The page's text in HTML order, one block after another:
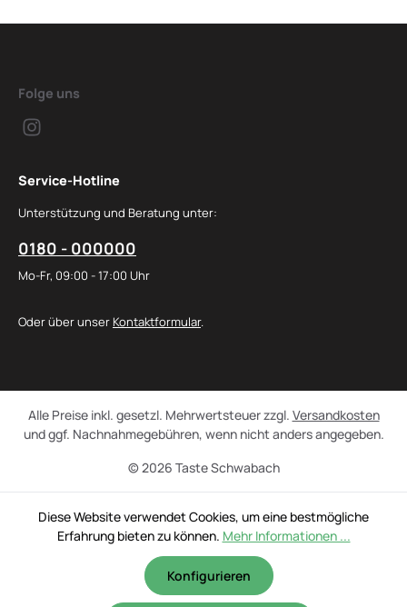
Folge uns
Service-Hotline
Unterstützung und Beratung unter:
0180 - 000000
Mo-Fr, 09:00 - 17:00 Uhr
Oder über unser Kontaktformular.
© 2026 Taste Schwabach
Alle Preise inkl. gesetzl. Mehrwertsteuer zzgl. Versandkosten
und ggf. Nachnahmegebühren, wenn nicht anders angegeben.
Diese Website verwendet Cookies, um eine bestmögliche
Erfahrung bieten zu können. Mehr Informationen ...
Konfigurieren